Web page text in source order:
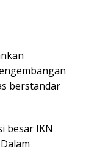
berstandar
besar IKN